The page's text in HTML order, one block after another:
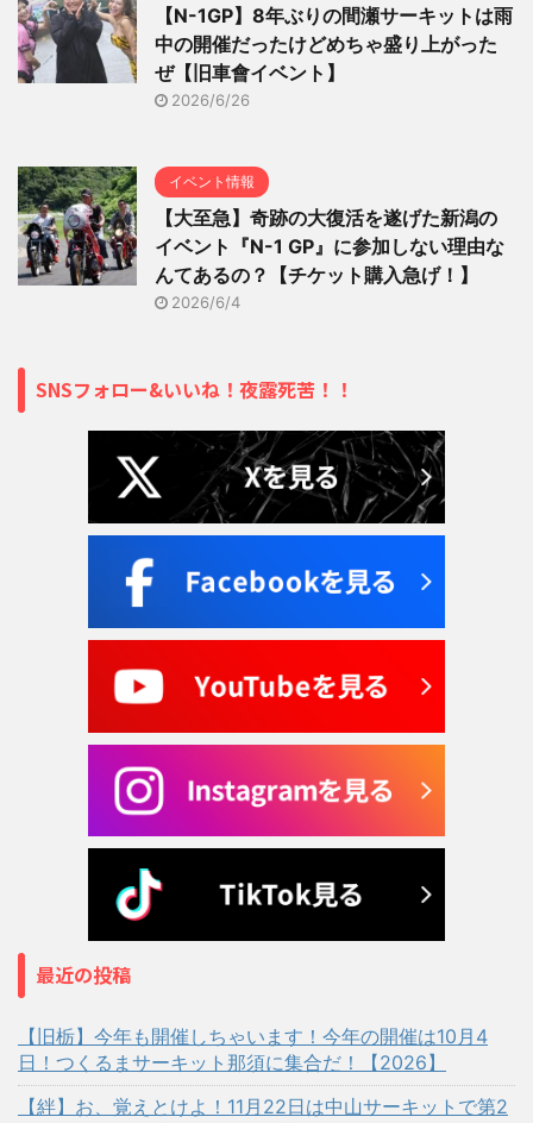
【N-1GP】8年ぶりの間瀬サーキットは雨
中の開催だったけどめちゃ盛り上がった
ぜ【旧車會イベント】
2026/6/26
イベント情報
【大至急】奇跡の大復活を遂げた新潟の
イベント『N-1 GP』に参加しない理由な
んてあるの？【チケット購入急げ！】
2026/6/4
SNSフォロー&いいね！夜露死苦！！
最近の投稿
【旧栃】今年も開催しちゃいます！今年の開催は10月4
日！つくるまサーキット那須に集合だ！【2026】
【絆】お、覚えとけよ！11月22日は中山サーキットで第2